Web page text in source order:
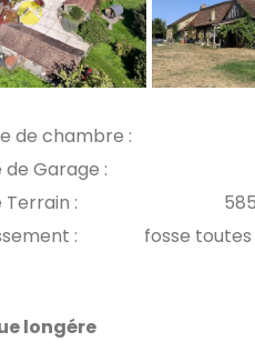
de chambre :
Garage :
:
:
fosse toutes
longére